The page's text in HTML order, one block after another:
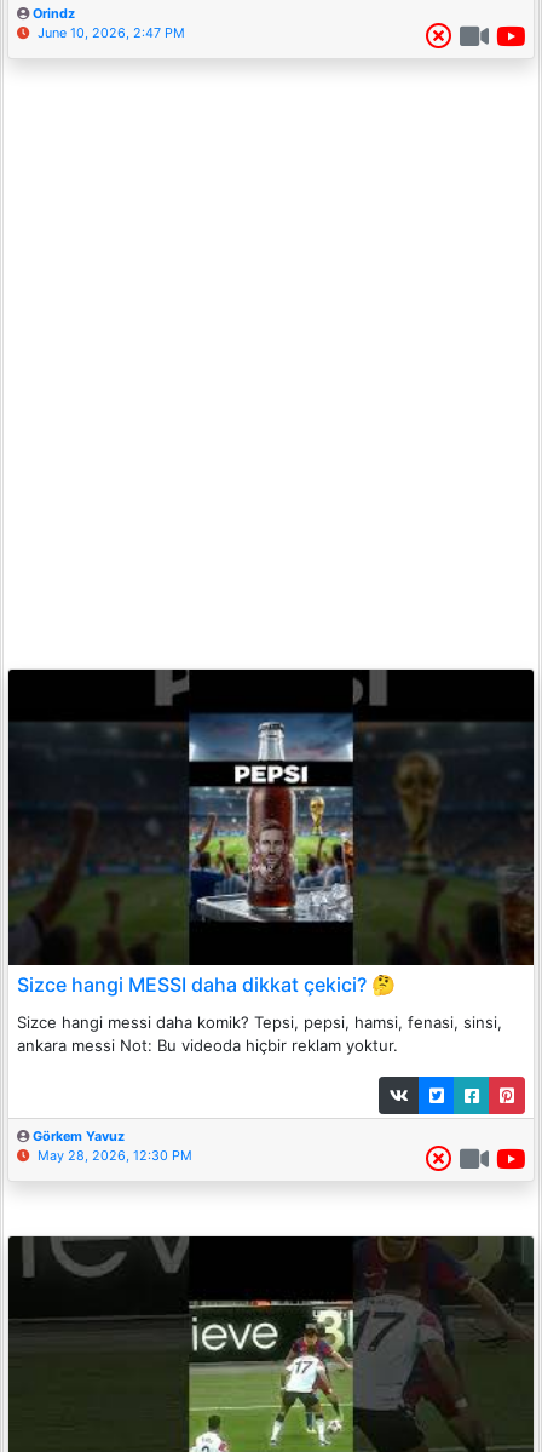
Orindz
June 10, 2026, 2:47 PM
Sizce hangi MESSI daha dikkat çekici? 🤔
Sizce hangi messi daha komik? Tepsi, pepsi, hamsi, fenasi, sinsi,
ankara messi Not: Bu videoda hiçbir reklam yoktur.
Görkem Yavuz
May 28, 2026, 12:30 PM